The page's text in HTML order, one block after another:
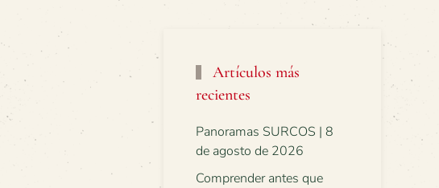
Artículos más
recientes
Panoramas SURCOS | 8
de agosto de 2026
Comprender antes que